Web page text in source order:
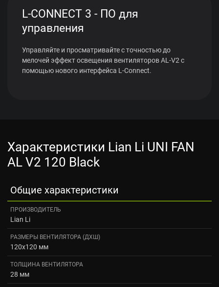
L-CONNECT 3 - ПО для
управления
Управляйте и просматривайте с точностью до
мелочей эффект освещения вентиляторов AL-V2 с
помощью нового интерфейса L-Connect.
Характеристики Lian Li UNI FAN
AL V2 120 Black
Общие характеристики
ПРОИЗВОДИТЕЛЬ
Lian Li
РАЗМЕРЫ ВЕНТИЛЯТОРА (ДXШ)
120x120 мм
ТОЛЩИНА ВЕНТИЛЯТОРА
28 мм